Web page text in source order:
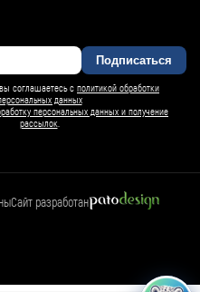
Подписаться
соглашаетесь с политикой обработки
данных
персональных данных и получение
рассылок
Сайт разработан
БАРСИ ИИ